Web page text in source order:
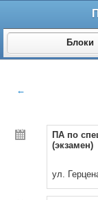
Блоки
←
ПА по
(экзамен)
ул.